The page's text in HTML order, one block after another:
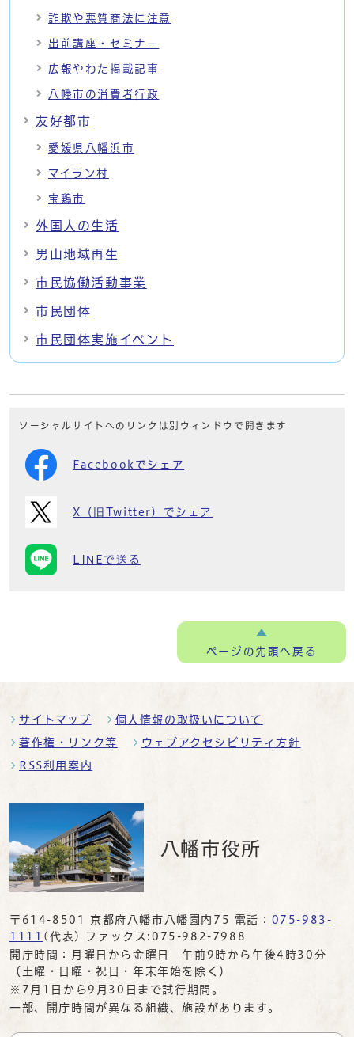
詐欺や悪質商法に注意
出前講座・セミナー
広報やわた掲載記事
八幡市の消費者行政
友好都市
愛媛県八幡浜市
マイラン村
宝鶏市
外国人の生活
男山地域再生
市民協働活動事業
市民団体
市民団体実施イベント
ソーシャルサイトへのリンクは別ウィンドウで開きます
Facebookでシェア
X（旧Twitter）でシェア
LINEで送る
ページの先頭へ戻る
サイトマップ 個人情報の取扱いについて
著作権・リンク等 ウェブアクセシビリティ方針
RSS利用案内
八幡市役所
〒614-8501 京都府八幡市八幡園内75 電話： 075-983-
1111 (代表) ファックス:075-982-7988
開庁時間：月曜日から金曜日 午前9時から午後4時30分
（土曜・日曜・祝日・年末年始を除く）
※7月1日から9月30日まで試行期間。
一部、開庁時間が異なる組織、施設があります。